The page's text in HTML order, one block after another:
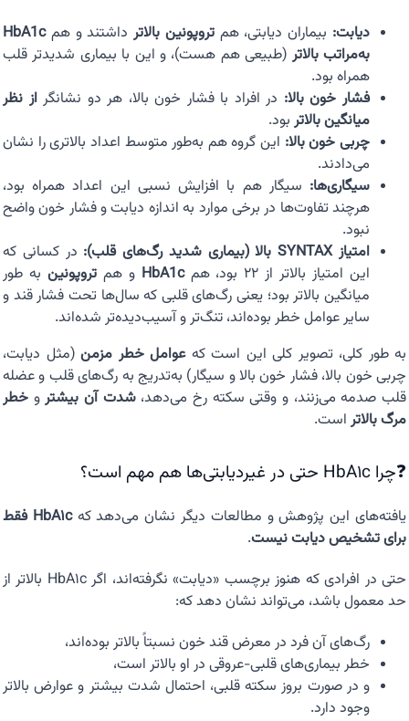
دیابت: بیماران دیابتی، همتروپونین بالاترداشتند و همHbA1c
به‌مراتب بالاتر (طبیعی هم هست)، و این با بیماری شدیدتر قلب
همراه بود.
فشار خون بالا: در افراد با فشار خون بالا، هر دو نشانگراز نظر
میانگین بالاتر بود.
چربی خون بالا: این گروه هم به‌طور متوسط اعداد بالاتری را نشان
می‌دادند.
سیگاری‌ها: سیگار هم با افزایش نسبی این اعداد همراه بود،
هرچند تفاوت‌ها در برخی موارد به اندازه دیابت و فشار خون واضح
نبود.
امتیاز SYNTAX بالا (بیماری شدید رگ‌های قلب):
در کسانی که
این امتیاز بالاتر از ۲۲ بود، هم
HbA1c و همتروپونین به طور
میانگین بالاتر بود؛ یعنی رگ‌های قلبی که سال‌ها تحت فشار قند و
سایر عوامل خطر بوده‌اند، تنگ‌تر و آسیب‌دیده‌تر شده‌اند.
به طور کلی، تصویر کلی این است کهعوامل خطر مزمن (مثل دیابت،
چربی خون بالا، فشار خون بالا و سیگار) به‌تدریج به رگ‌های قلب و عضله
قلب صدمه می‌زنند، و وقتی سکته رخ می‌دهد،شدت آن بیشترو خطر
مرگ بالاتر است.
❓چرا HbA1c حتی در غیردیابتی‌ها هم مهم است؟
یافته‌های این پژوهش و مطالعات دیگر نشان می‌دهد که
HbA1c فقط
برای تشخیص دیابت نیست.
حتی در افرادی که هنوز برچسب «دیابت» نگرفته‌اند، اگر HbA1c بالاتر از
حد معمول باشد، می‌تواند نشان دهد که:
رگ‌های آن فرد در معرض قند خون نسبتاً بالاتر بوده‌اند،
خطر بیماری‌های قلبی-عروقی در او بالاتر است،
و در صورت بروز سکته قلبی، احتمال شدت بیشتر و عوارض بالاتر
وجود دارد.